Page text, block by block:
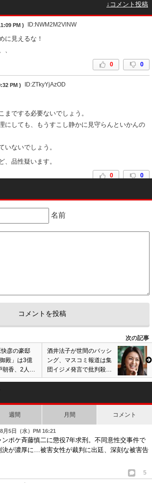
↓コメント投稿
PM ) ID:NWM2M2VlNW
に見えるな！
、
0 0
PM ) ID:ZTkyYjAzOD
までする必要ないでしょう。
にしても、もうすこし静かに見守らんといかんの
いないでしょう。
、品性疑います。
0 0
名前
次の記事
彦の豪邸
殿」は3億
朝香、2人の
生活! 安定
居正広以
酒井法子が世間のバッシ
ング、マスコミ報道は集
団イジメ発言で批判殺到!
日本の社会風潮語るも、
週間 月間 コメント
月5日（水）PM 16:21
ンポケ斉藤慎二に懲役7年求刑。不同意性交事件で
決が濃厚に…被害女性が裁判に出廷、深刻な被害告
5